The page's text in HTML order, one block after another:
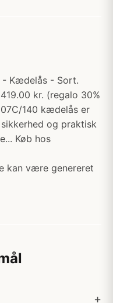
- Kædelås - Sort.
kr. (regalo 30%
140 kædelås er
og praktisk
Køb hos
kan være genereret